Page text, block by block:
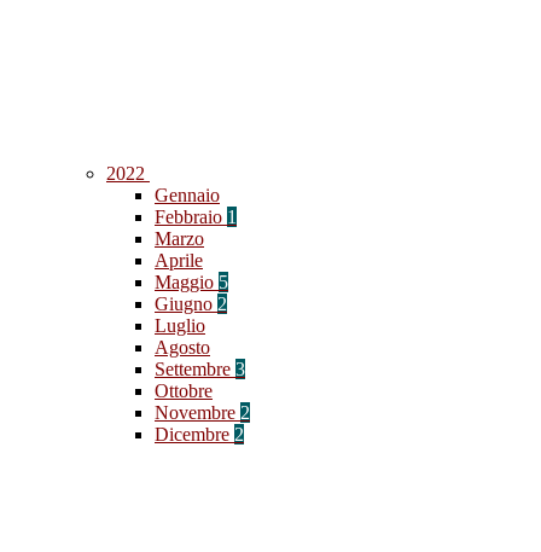
2022
Gennaio
Febbraio 1
Marzo
Aprile
Maggio 5
Giugno 2
Luglio
Agosto
Settembre 3
Ottobre
Novembre 2
Dicembre 2